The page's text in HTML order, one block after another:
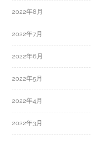
2022年8月
2022年7月
2022年6月
2022年5月
2022年4月
2022年3月